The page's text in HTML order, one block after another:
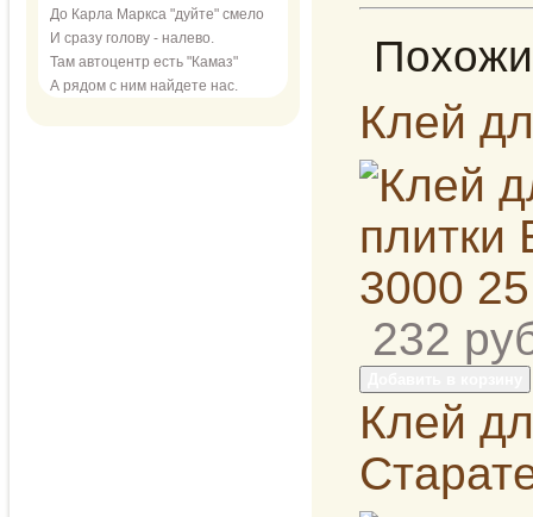
До Карла Маркса "дуйте" смело
И сразу голову - налево.
Там автоцентр есть "Камаз"
А рядом с ним найдете нас.
Клей
232
Клей